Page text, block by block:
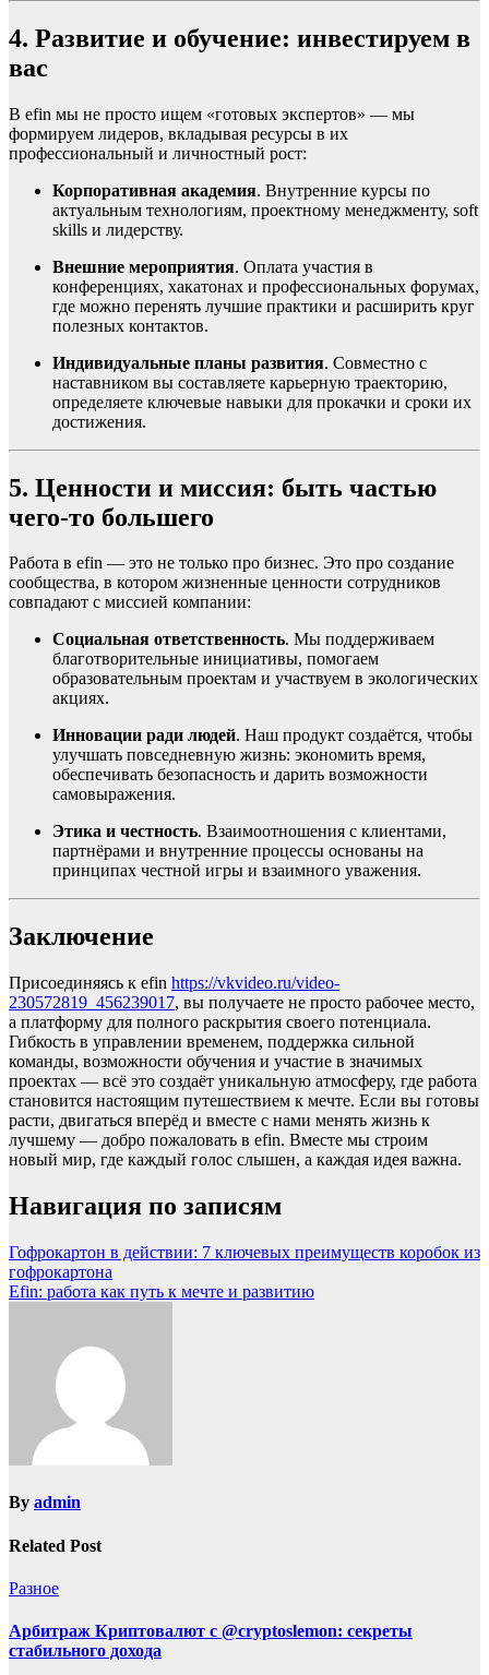
4. Развитие и обучение: инвестируем в
вас
В efin мы не просто ищем «готовых экспертов» — мы
формируем лидеров, вкладывая ресурсы в их
профессиональный и личностный рост:
Корпоративная академия. Внутренние курсы по
актуальным технологиям, проектному менеджменту, soft
skills и лидерству.
Внешние мероприятия. Оплата участия в
конференциях, хакатонах и профессиональных форумах,
где можно перенять лучшие практики и расширить круг
полезных контактов.
Индивидуальные планы развития. Совместно с
наставником вы составляете карьерную траекторию,
определяете ключевые навыки для прокачки и сроки их
достижения.
5. Ценности и миссия: быть частью
чего-то большего
Работа в efin — это не только про бизнес. Это про создание
сообщества, в котором жизненные ценности сотрудников
совпадают с миссией компании:
Социальная ответственность. Мы поддерживаем
благотворительные инициативы, помогаем
образовательным проектам и участвуем в экологических
акциях.
Инновации ради людей. Наш продукт создаётся, чтобы
улучшать повседневную жизнь: экономить время,
обеспечивать безопасность и дарить возможности
самовыражения.
Этика и честность. Взаимоотношения с клиентами,
партнёрами и внутренние процессы основаны на
принципах честной игры и взаимного уважения.
Заключение
Присоединяясь к efin https://vkvideo.ru/video-
230572819_456239017, вы получаете не просто рабочее место,
а платформу для полного раскрытия своего потенциала.
Гибкость в управлении временем, поддержка сильной
команды, возможности обучения и участие в значимых
проектах — всё это создаёт уникальную атмосферу, где работа
становится настоящим путешествием к мечте. Если вы готовы
расти, двигаться вперёд и вместе с нами менять жизнь к
лучшему — добро пожаловать в efin. Вместе мы строим
новый мир, где каждый голос слышен, а каждая идея важна.
Навигация по записям
Гофрокартон в действии: 7 ключевых преимуществ коробок из
гофрокартона
Efin: работа как путь к мечте и развитию
By admin
Related Post
Разное
Арбитраж Криптовалют с @cryptoslemon: секреты
стабильного дохода